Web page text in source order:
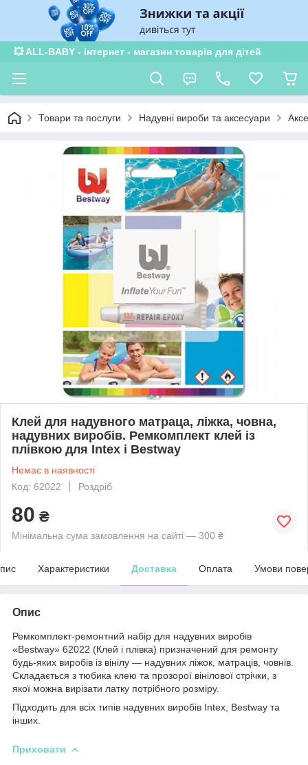
💥 ALL-BABY - інтернет - магазин товарів для дітей
Товари та послуги Надувні вироби та аксесуари
Клей для надувного матраца, ліжка, човна,
надувних виробів. Ремкомплект клей із
плівкою для Intex і Bestway
Немає в наявності
Код: 62022
Роздріб
80 ₴
Мінімальна сума замовлення на сайті — 300 ₴
Характеристики Доставка Оплата Умови
Опис
Ремкомплект-ремонтний набір для надувних виробів
«Bestway» 62022 (Клей і плівка) призначений для ремонту
будь-яких виробів із вінілу — надувних ліжок, матраців, човнів.
Складається з тюбика клею та прозорої вінілової стрічки, з
якої можна вирізати латку потрібного розміру.
Підходить для всіх типів надувних виробів Intex, Bestway та
інших.
Приховати